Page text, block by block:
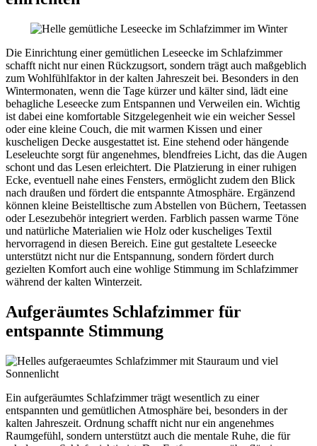
Die Einrichtung einer gemütlichen Leseecke im Schlafzimmer
schafft nicht nur einen Rückzugsort, sondern trägt auch maßgeblich
zum Wohlfühlfaktor in der kalten Jahreszeit bei. Besonders in den
Wintermonaten, wenn die Tage kürzer und kälter sind, lädt eine
behagliche Leseecke zum Entspannen und Verweilen ein. Wichtig
ist dabei eine komfortable Sitzgelegenheit wie ein weicher Sessel
oder eine kleine Couch, die mit warmen Kissen und einer
kuscheligen Decke ausgestattet ist. Eine stehend oder hängende
Leseleuchte sorgt für angenehmes, blendfreies Licht, das die Augen
schont und das Lesen erleichtert. Die Platzierung in einer ruhigen
Ecke, eventuell nahe eines Fensters, ermöglicht zudem den Blick
nach draußen und fördert die entspannte Atmosphäre. Ergänzend
können kleine Beistelltische zum Abstellen von Büchern, Teetassen
oder Lesezubehör integriert werden. Farblich passen warme Töne
und natürliche Materialien wie Holz oder kuscheliges Textil
hervorragend in diesen Bereich. Eine gut gestaltete Leseecke
unterstützt nicht nur die Entspannung, sondern fördert durch
gezielten Komfort auch eine wohlige Stimmung im Schlafzimmer
während der kalten Winterzeit.
Aufgeräumtes Schlafzimmer für
entspannte Stimmung
Ein aufgeräumtes Schlafzimmer trägt wesentlich zu einer
entspannten und gemütlichen Atmosphäre bei, besonders in der
kalten Jahreszeit. Ordnung schafft nicht nur ein angenehmes
Raumgefühl, sondern unterstützt auch die mentale Ruhe, die für